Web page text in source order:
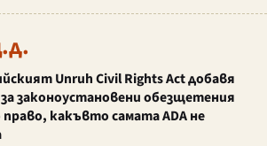
Unruh Civil Rights Actдобавя
законоустановени обезщетения
какъвто самата ADA не